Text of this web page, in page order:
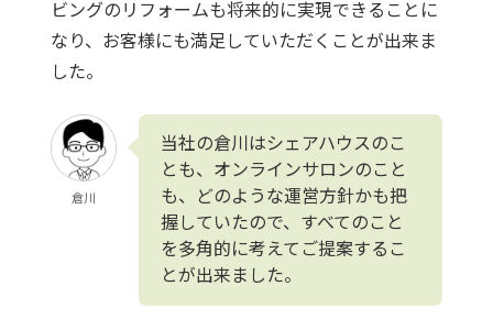
ビングのリフォームも将来的に実現できることに
なり、お客様にも満足していただくことが出来ま
した。
倉川
当社の倉川はシェアハウスのこ
とも、オンラインサロンのこと
も、どのような運営方針かも把
握していたので、すべてのこと
を多角的に考えてご提案するこ
とが出来ました。